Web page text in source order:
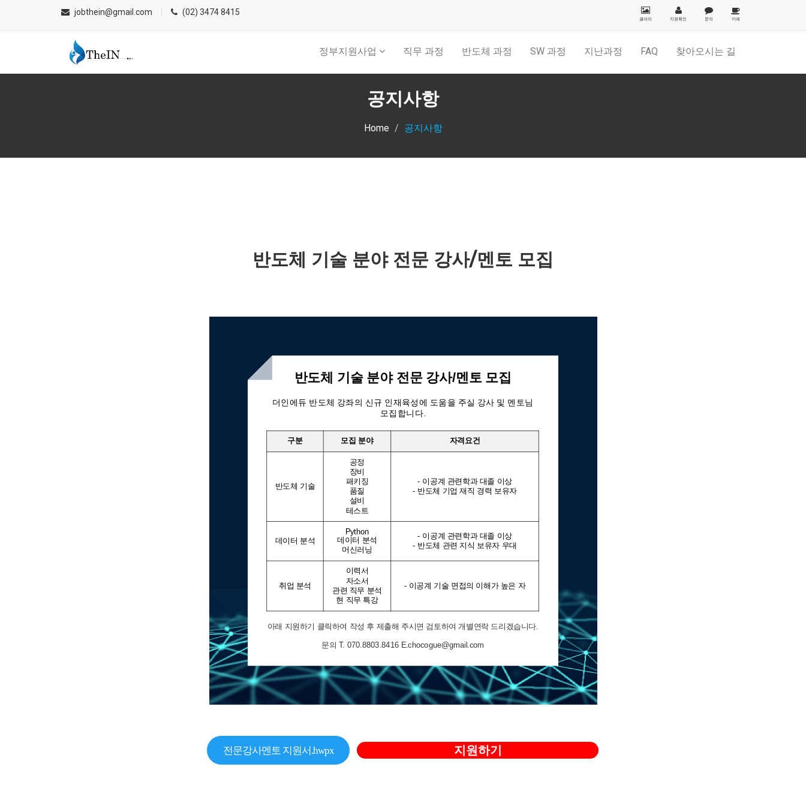
jobthein@gmail.com (02) 3474 8415
갤러리 지원확인 문의 카페
정부지원사업 직무 과정 반도체 과정 SW 과정 지난과정 FAQ 찾아오시는 길
공지사항
Home 공지사항
반도체 기술 분야 전문 강사/멘토 모집
전문강사멘토 지원서.hwpx 지원하기